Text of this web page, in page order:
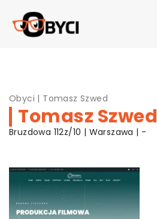
Obyci | Tomasz Szwed
Tomasz Szwed
Bruzdowa 112z/10 | Warszawa | -